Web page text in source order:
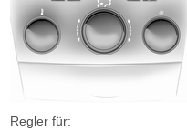
Regler für: